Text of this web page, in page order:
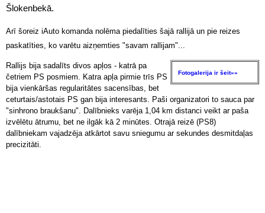
Šlokenbekā.
Arī šoreiz iAuto komanda nolēma piedalīties šajā rallijā un pie reizes
paskatīties, ko varētu aizņemties "savam rallijam"...
Fotogalerija ir šeit»»
Rallijs bija sadalīts divos apļos - katrā pa
četriem PS posmiem. Katra apļa pirmie trīs PS
bija vienkāršas regularitātes sacensības, bet
ceturtais/astotais PS gan bija interesants. Paši organizatori to sauca par
"sinhrono braukšanu". Dalībnieks varēja 1,04 km distanci veikt ar paša
izvēlētu ātrumu, bet ne ilgāk kā 2 minūtes. Otrajā reizē (PS8)
dalībniekam vajadzēja atkārtot savu sniegumu ar sekundes desmitdaļas
precizitāti.